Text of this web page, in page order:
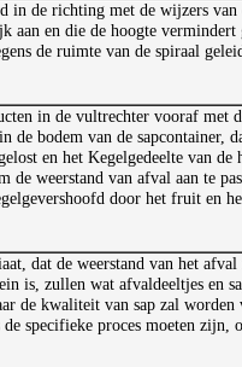
in de richting met de wijzers
aan en die de hoogte
de ruimte van de spiraal
in de vultrechter vooraf met
de bodem van de sapcontainer,
en het Kegelgedeelte van
de weerstand van afval aan te
door het fruit en
dat de weerstand van het afval
is, zullen wat afvaldeeltjes en
de kwaliteit van sap zal
specifieke proces moeten zijn,